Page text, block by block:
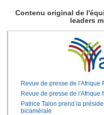
Contenu original de
leaders
Revue de presse de l'Afrique
Revue de presse de l'Afrique
Patrice Talon prend la
bicamérale